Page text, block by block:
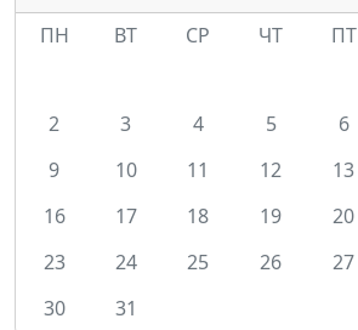
ПН
ВТ СР ЧТ ПТ
2
3 4 5 6
9
10 11 12 13
16
17 18 19 20
23
24 25 26 27
30
31